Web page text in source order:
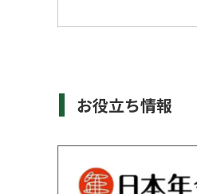
お役立ち情報